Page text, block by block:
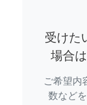
受けた
場合
ご希望内
数など